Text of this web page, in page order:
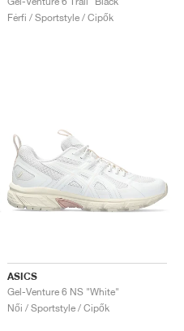
Férfi / Sportstyle / Cipők
ASICS
Gel-Venture 6 NS "White"
Női / Sportstyle / Cipők